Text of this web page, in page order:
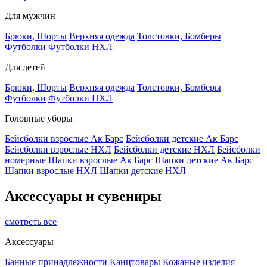
Для мужчин
Брюки, Шорты Верхняя одежда Толстовки, Бомберы
Футболки Футболки НХЛ
Для детей
Брюки, Шорты Верхняя одежда Толстовки, Бомберы
Футболки Футболки НХЛ
Головные уборы
Бейсболки взрослые Ак Барс Бейсболки детские Ак Барс
Бейсболки взрослые НХЛ Бейсболки детские НХЛ Бейсболки
номерные Шапки взрослые Ак Барс Шапки детские Ак Барс
Шапки взрослые НХЛ Шапки детские НХЛ
Аксессуары и сувениры
смотреть все
Аксессуары
Банные принадлежности Канцтовары Кожаные изделия